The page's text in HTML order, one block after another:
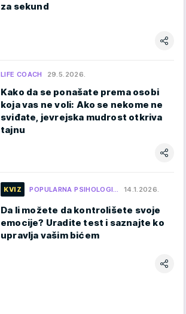
za sekund
LIFE COACH 29.5.2026.
Kako da se ponašate prema osobi
koja vas ne voli: Ako se nekome ne
sviđate, jevrejska mudrost otkriva
tajnu
KVIZ POPULARNA PSIHOLOGI… 14.1.2026.
Da li možete da kontrolišete svoje
emocije? Uradite test i saznajte ko
upravlja vašim bićem